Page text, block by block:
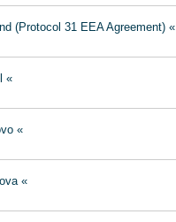
(Protocol 31 EEA Agreement) «
«
«
«